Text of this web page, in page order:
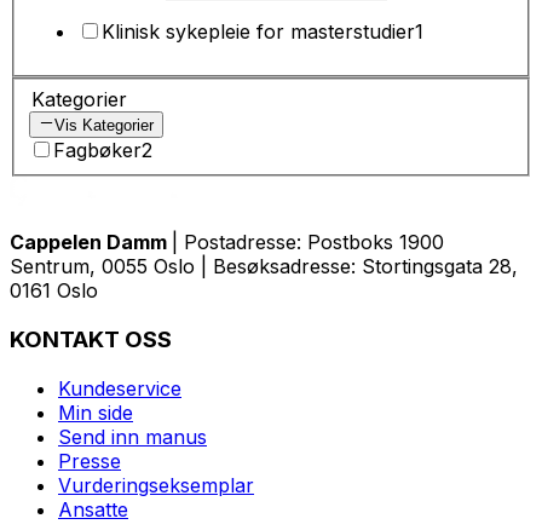
Klinisk sykepleie for masterstudier1
Kategorier
Vis Kategorier
Fagbøker2
Cappelen Damm
| Postadresse: Postboks 1900
Sentrum, 0055 Oslo | Besøksadresse: Stortingsgata 28,
0161 Oslo
KONTAKT OSS
Kundeservice
Min side
Send inn manus
Presse
Vurderingseksemplar
Ansatte